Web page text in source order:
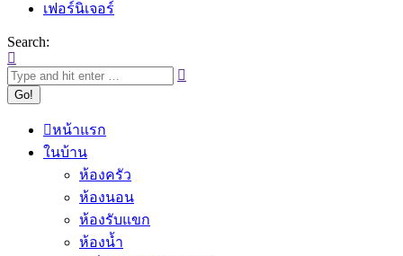
เฟอร์นิเจอร์
Search:
หน้าแรก
ในบ้าน
ห้องครัว
ห้องนอน
ห้องรับแขก
ห้องน้ำ